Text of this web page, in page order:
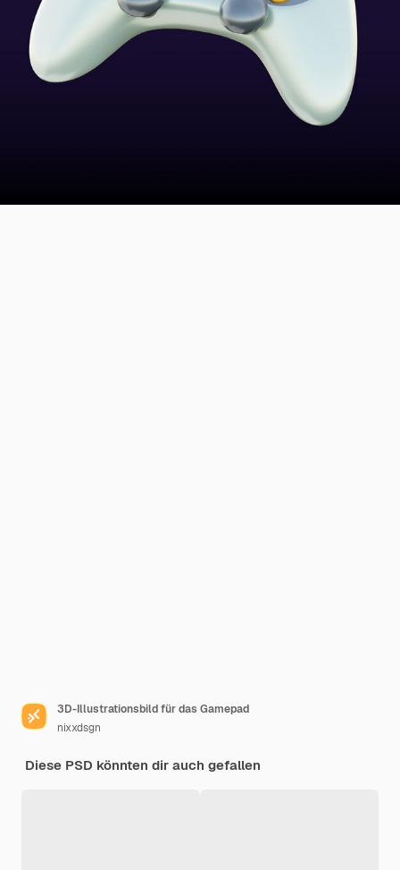
3D-Illustrationsbild für das Gamepad
nixxdsgn
Diese PSD könnten dir auch gefallen